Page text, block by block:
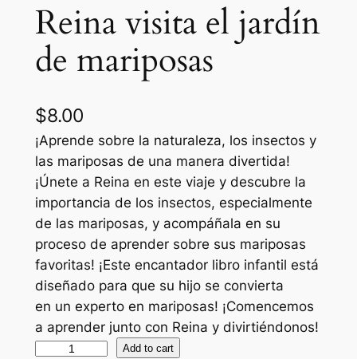
Reina visita el jardín
de mariposas
$8.00
¡Aprende sobre la naturaleza, los insectos y
las mariposas de una manera divertida!
¡Únete a Reina en este viaje y descubre la
importancia de los insectos, especialmente
de las mariposas, y acompáñala en su
proceso de aprender sobre sus mariposas
favoritas! ¡Este encantador libro infantil está
diseñado para que su hijo se convierta
en un experto en mariposas! ¡Comencemos
a aprender junto con Reina y divirtiéndonos!
Add to cart